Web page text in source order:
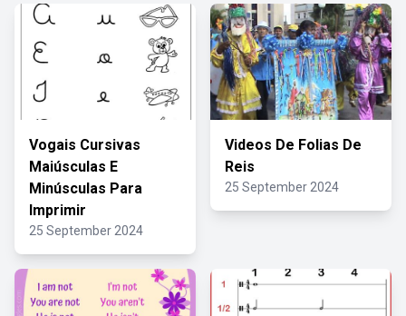
Vogais Cursivas
Maiúsculas E
Minúsculas Para
Imprimir
25 September 2024
Videos De Folias De
Reis
25 September 2024